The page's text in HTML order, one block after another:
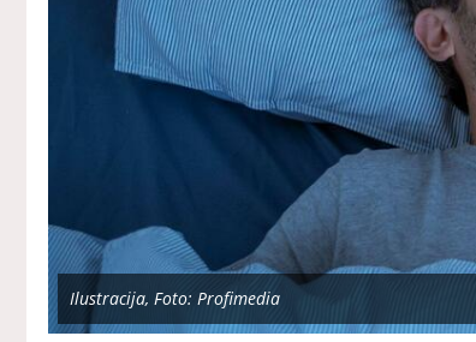
Ilustracija, Foto: Profimedia